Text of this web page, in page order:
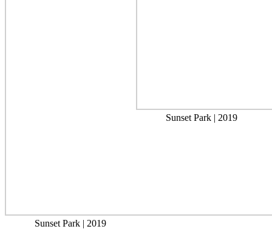
Sunset Park | 2019
Sunset Park | 2019